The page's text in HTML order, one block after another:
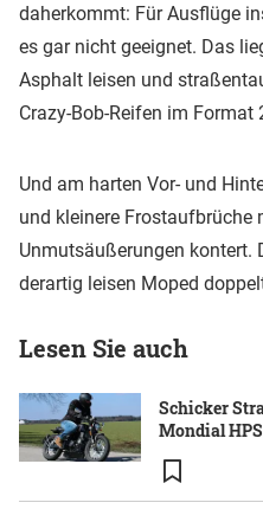
daherkommt: Für Ausflüge
es gar nicht geeignet. Das
Asphalt leisen und
Crazy-Bob-Reifen im Format
Und am harten Vor- und
und kleinere Frostaufbrüche
Unmutsäußerungen kontert.
derartig leisen Moped
Lesen Sie auch
Schicker
Mondial